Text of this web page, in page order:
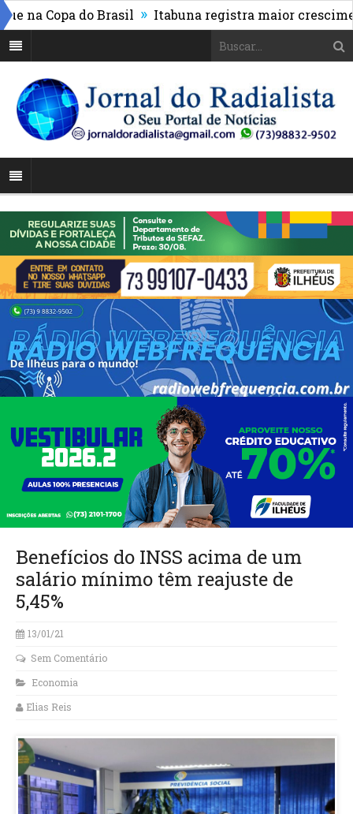
Copa do Brasil » Itabuna registra maior crescimento
Benefícios do INSS acima de um
salário mínimo têm reajuste de
5,45%
13/01/21
Sem Comentário
Economia
Elias Reis